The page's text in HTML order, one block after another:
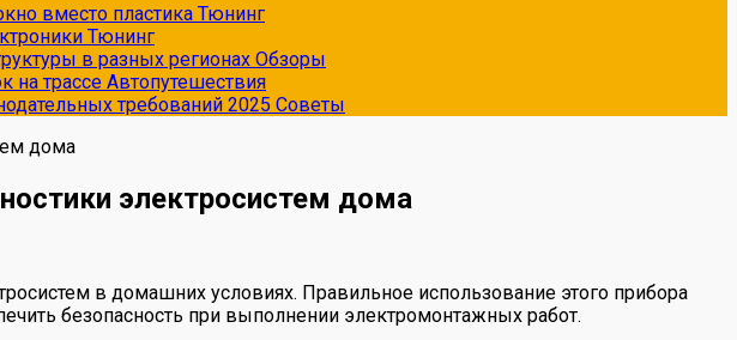
вместо пластика Тюнинг
Тюнинг
в разных регионах Обзоры
на трассе Автопутешествия
требований 2025 Советы
дома
электросистем дома
в домашних условиях. Правильное использование этого прибора
безопасность при выполнении электромонтажных работ.